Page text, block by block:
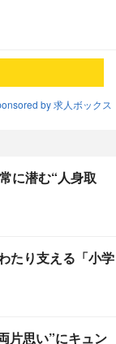
by 求人ボックス
に潜む“人身取
たり支える「小学
片思い”にキュン